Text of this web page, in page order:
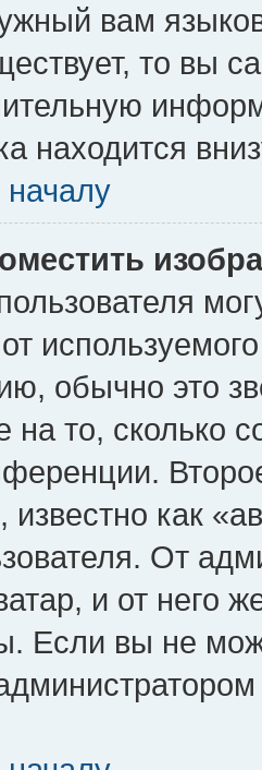
вам
то вы
находится
началу
обычно это
на то, сколько
известно как
От
и от него
Если вы не